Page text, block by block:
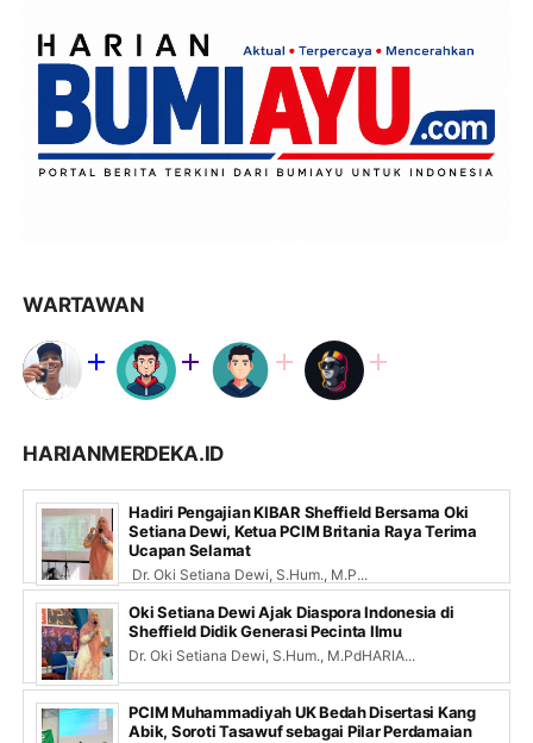
WARTAWAN
HARIANMERDEKA.ID
Hadiri Pengajian KIBAR Sheffield Bersama Oki
Setiana Dewi, Ketua PCIM Britania Raya Terima
Ucapan Selamat
Dr. Oki Setiana Dewi, S.Hum., M.P...
Oki Setiana Dewi Ajak Diaspora Indonesia di
Sheffield Didik Generasi Pecinta Ilmu
Dr. Oki Setiana Dewi, S.Hum., M.PdHARIA...
PCIM Muhammadiyah UK Bedah Disertasi Kang
Abik, Soroti Tasawuf sebagai Pilar Perdamaian